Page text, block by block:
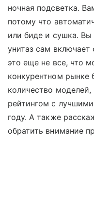
ночная подсветка.
потому что
или биде и сушка. Вы
унитаз сам
это еще не все, что
конкурентном рынке
количество
рейтингом с
году. А также
обратить внимание